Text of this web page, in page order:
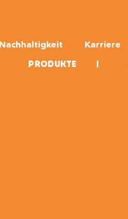
Nachhaltigkeit Karriere
Produkte |